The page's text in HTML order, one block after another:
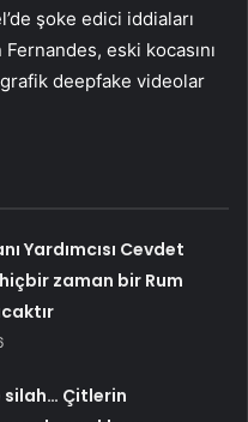
şoke edici iddiaları
eski kocasını
deepfake videolar
Yardımcısı Cevdet
hiçbir zaman bir Rum
silah… Çitlerin